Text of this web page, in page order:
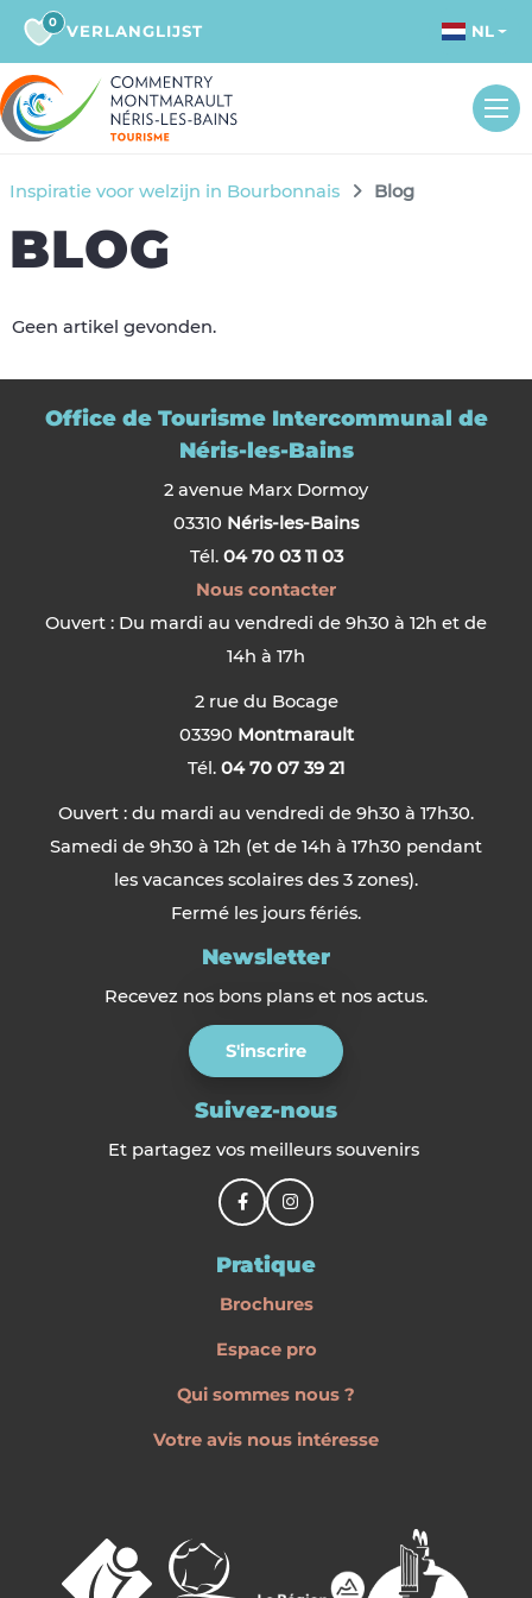
0 VERLANGLIJST NL
Inspiratie voor welzijn in Bourbonnais Blog
BLOG
Geen artikel gevonden.
Office de Tourisme Intercommunal de
Néris-les-Bains
2 avenue Marx Dormoy
03310 Néris-les-Bains
Tél. 04 70 03 11 03
Nous contacter
Ouvert : Du mardi au vendredi de 9h30 à 12h et de
14h à 17h
2 rue du Bocage
03390 Montmarault
Tél. 04 70 07 39 21
Ouvert : du mardi au vendredi de 9h30 à 17h30.
Samedi de 9h30 à 12h (et de 14h à 17h30 pendant
les vacances scolaires des 3 zones).
Fermé les jours fériés.
Newsletter
Recevez nos bons plans et nos actus.
S'inscrire
Suivez-nous
Et partagez vos meilleurs souvenirs
Pratique
Brochures
Espace pro
Qui sommes nous ?
Votre avis nous intéresse